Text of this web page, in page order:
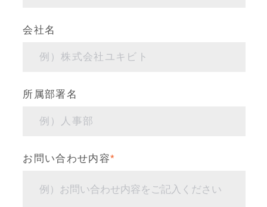
会社名
所属部署名
お問い合わせ内容*